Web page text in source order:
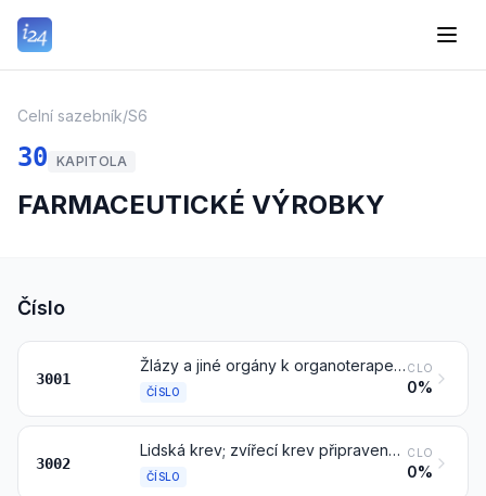
Celní sazebník/S6
30 KAPITOLA
FARMACEUTICKÉ VÝROBKY
Číslo
3001
Žlázy a jiné orgány k organoterapeutickým účelům, sušené, též v prášku; výtažky ze žláz nebo jiných orgánů nebo z jejich výměšků k organoterapeutickým účelům; heparin a jeho soli; jiné lidské nebo živočišné látky připravené k terapeutickým nebo profylaktickým účelům, jinde neuvedené ani nezahrnuté
ČÍSLO
CLO
0%
3002
Lidská krev; zvířecí krev připravená k terapeutickým, profylaktickým nebo diagnostickým účelům; antiséra, ostatní krevní složky a imunologické výrobky, též modifikované nebo získané biotechnologickými procesy; očkovací látky, toxiny, kultury mikroorganismů (kromě kvasinek) a podobné výrobky; buněčné kultury, též modifikované
ČÍSLO
CLO
0%